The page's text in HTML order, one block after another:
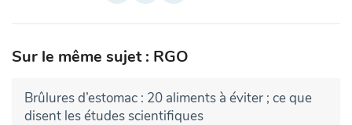
Sur le même sujet : RGO
Brûlures d’estomac : 20 aliments à éviter ; ce que
disent les études scientifiques